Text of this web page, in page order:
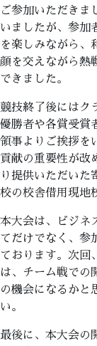
ご参加いただきま
いましたが、参加
を楽しみながら、
顔を交えながら熱
できました。
競技終了後にはク
優勝者や各賞受賞
領事よりご挨拶を
貢献の重要性が改
り提供いただい
校の校舎借用現地
本大会は、ビジネ
てだけでなく、参
ております。次回
は、チーム戦での
の機会になるかと
い。
最後に、本大会の